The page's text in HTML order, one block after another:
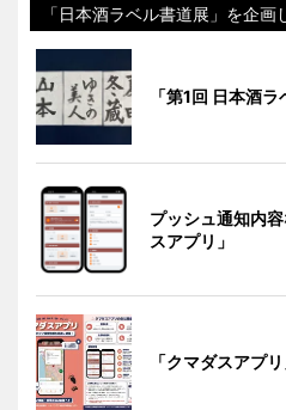
「日本酒ラベル書道展」を企画
「第1回 日本酒
プッシュ通知内
スアプリ」
「クマダスアプ